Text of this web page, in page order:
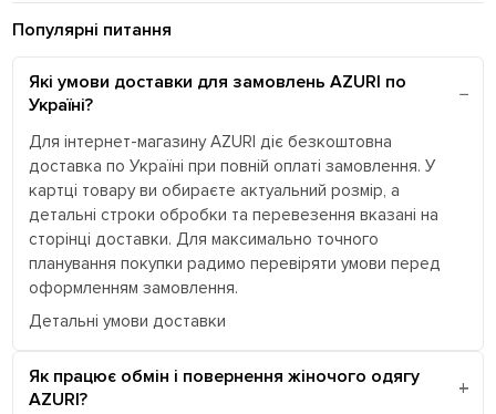
Популярні питання
Які умови доставки для замовлень AZURI по
Україні?
Для інтернет-магазину AZURI діє безкоштовна
доставка по Україні при повній оплаті замовлення. У
картці товару ви обираєте актуальний розмір, а
детальні строки обробки та перевезення вказані на
сторінці доставки. Для максимально точного
планування покупки радимо перевіряти умови перед
оформленням замовлення.
Детальні умови доставки
Як працює обмін і повернення жіночого одягу
AZURI?